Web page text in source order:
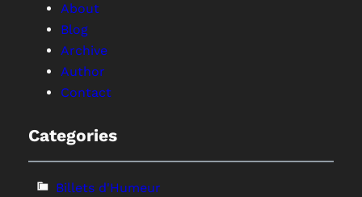
About
Blog
Archive
Author
Contact
Categories
Billets d'Humeur